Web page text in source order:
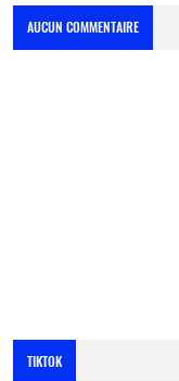
AUCUN COMMENTAIRE
TIKTOK